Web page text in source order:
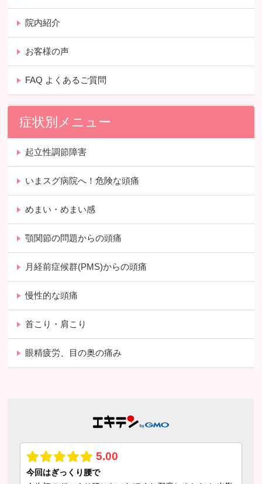
院内紹介
お客様の声
FAQ よくあるご質問
症状別メニュー
起立性調節障害
いまスグ病院へ！危険な頭痛
めまい・めまい感
顎関節の問題からの頭痛
月経前症候群(PMS)からの頭痛
慢性的な頭痛
首こり・肩こり
眼精疲労、目の奥の痛み